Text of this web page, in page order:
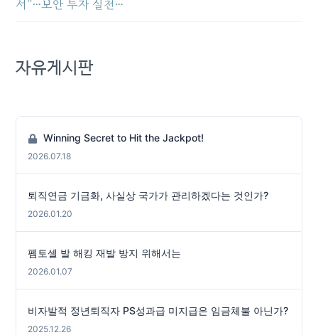
서”…보안 투자 실천…
자유게시판
Winning Secret to Hit the Jackpot!
2026.07.18
퇴직연금 기금화, 사실상 국가가 관리하겠다는 것인가?
2026.01.20
펨토셀 발 해킹 재발 방지 위해서는
2026.01.07
비자발적 정년퇴직자 PS성과급 미지급은 임금체불 아닌가?
2025.12.26